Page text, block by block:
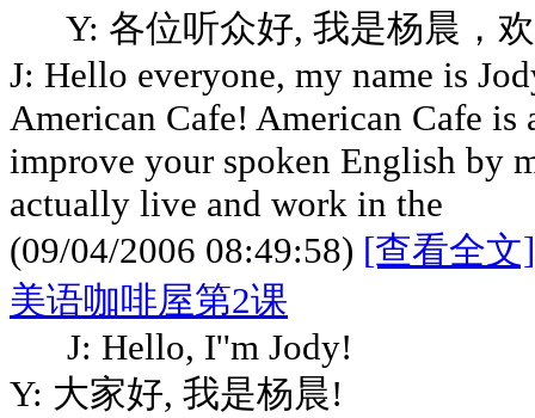
Y: 各位听众好, 我是杨晨，
J: Hello everyone, my name is
American Cafe! American Cafe is
improve your spoken English by
actually live and work in the
(09/04/2006 08:49:58) [查看全文]
美语咖啡屋第2课
J: Hello, I''m Jody!
Y: 大家好, 我是杨晨!